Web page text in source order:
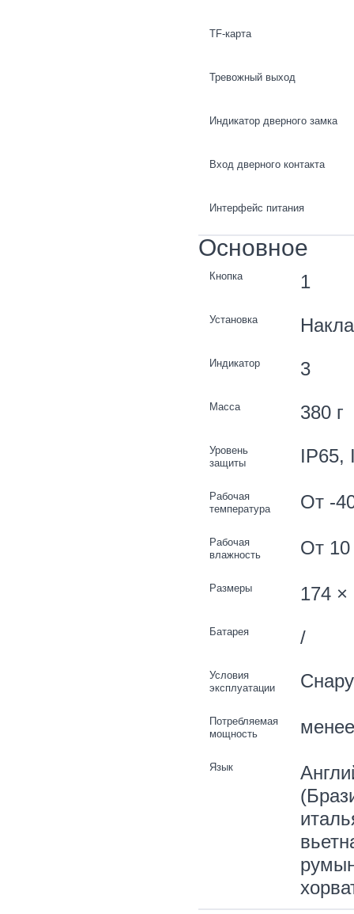
TF-карта
Тревожный выход
Индикатор дверного замка
Вход дверного контакта
Интерфейс питания
Основное
Кнопка 1
Установка
Индикатор 3
Масса 380 г
Уровень
защиты
IP65,
Рабочая
температура
От -
Рабочая
влажность
От 10
Размеры 174
Батарея /
Условия
эксплуатации
Потребляемая
мощность
Язык